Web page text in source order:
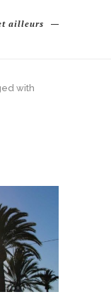
ailleurs
with